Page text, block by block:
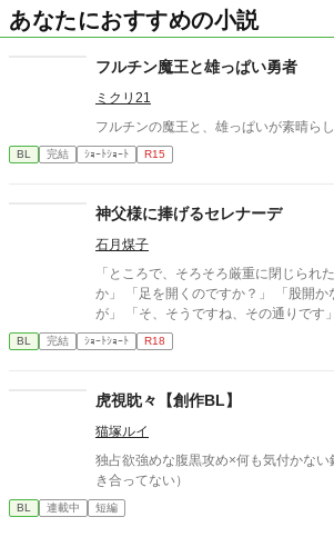
あなたにおすすめの小説
フルチン魔王と雄っぱい勇者
ミクリ21
フルチンの魔王と、雄っぱいが素晴らし
BL 完結 ｼｮｰﾄｼｮｰﾄ R15
神父様に捧げるセレナーデ
石月煤子
「ところで、そろそろ厳重に閉じられ
か」 「足を開くのですか？」 「股開か
が」 「そ、そうですね、その通りです
自身、そうだろう？」 「…………」 ■俺
父■
BL 完結 ｼｮｰﾄｼｮｰﾄ R18
虎視眈々【創作BL】
猫塚ルイ
独占欲強めな腹黒攻め×何も気付かな
き合ってない）
BL 連載中 短編